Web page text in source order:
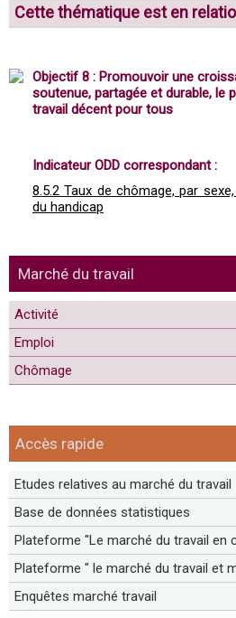
Marché du travail
Activité
Emploi
Chômage
Accès rapide
Etudes relatives au marché du travail
Base de données statistiques
Plateforme "Le marché du travail en
Plateforme " le marché du travail et
Enquêtes marché travail
Cette thématique est en
Objectif 8 : Promouvoir une
soutenue, partagée et durable, le
travail décent pour tous
Indicateur ODD correspondant :
8.5.2 Taux de chômage, par
du handicap